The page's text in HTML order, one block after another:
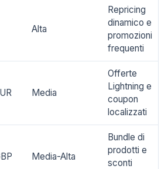
Alta
Repricing
dinamico e
promozioni
frequenti
Media
Offerte
Lightning e
coupon
localizzati
Media-Alta
Bundle di
prodotti e
sconti